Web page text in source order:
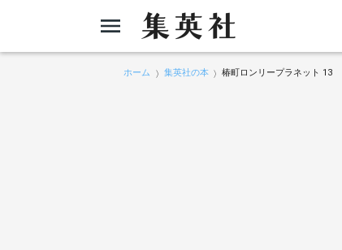
ホーム 集英社の本 椿町ロンリープラネット 13